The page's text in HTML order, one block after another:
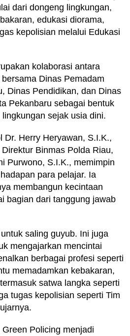
dari dongeng lingkungan,
edukasi diorama,
kepolisian melalui Edukasi
kolaborasi antara
Dinas Pemadam
Dinas Pendidikan, dan Dinas
Pekanbaru sebagai bentuk
sejak usia dini.
Dr. Herry Heryawan, S.I.K.,
Binmas Polda Riau,
Purwono, S.I.K., memimpin
para pelajar. Ia
membangun kecintaan
bagian dari tanggung jawab
saling guyub. Ini juga
mengajarkan mencintai
berbagai profesi seperti
memadamkan kebakaran,
satwa langka seperti
tugas kepolisian seperti Tim
Policing menjadi